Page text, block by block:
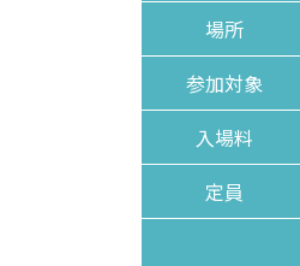
場所
参加対象
入場料
定員